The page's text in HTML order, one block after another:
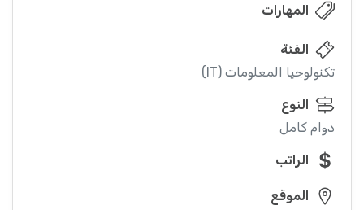
المهارات
الفئة
تكنولوجيا المعلومات (IT)
النوع
دوام كامل
الراتب
الموقع